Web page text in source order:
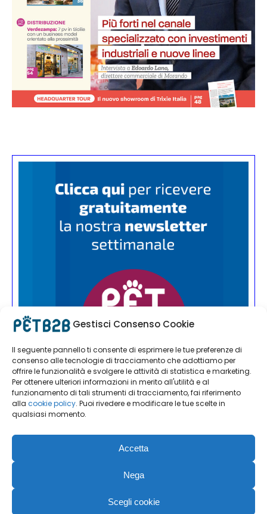
Gestisci Consenso Cookie
Il seguente pannello ti consente di esprimere le tue preferenze di
consenso alle tecnologie di tracciamento che adottiamo per
offrire le funzionalità e svolgere le attività di statistica e marketing.
Per ottenere ulteriori informazioni in merito all'utilità e al
funzionamento di tali strumenti di tracciamento, fai riferimento
alla cookie policy. Puoi rivedere e modificare le tue scelte in
qualsiasi momento.
Accetta
Nega
Scegli cookie